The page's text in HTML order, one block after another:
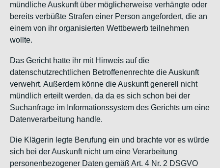
mündliche Auskunft über möglicherweise verhängte oder
bereits verbüßte Strafen einer Person angefordert, die an
einem von ihr organisierten Wettbewerb teilnehmen
wollte.
Das Gericht hatte ihr mit Hinweis auf die
datenschutzrechtlichen Betroffenenrechte die Auskunft
verwehrt. Außerdem könne die Auskunft generell nicht
mündlich erteilt werden, da da es sich schon bei der
Suchanfrage im Informationssystem des Gerichts um eine
Datenverarbeitung handle.
Die Klägerin legte Berufung ein und brachte vor es würde
sich bei der Auskunft nicht um eine Verarbeitung
personenbezogener Daten gemäß Art. 4 Nr. 2 DSGVO